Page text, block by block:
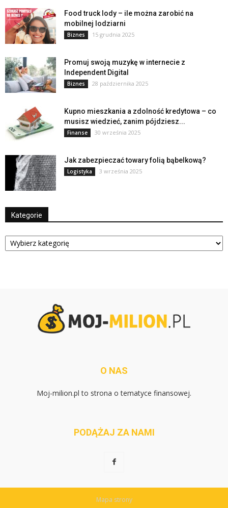
Food truck lody – ile można zarobić na
mobilnej lodziarni
Biznes 15 grudnia 2025
Promuj swoją muzykę w internecie z
Independent Digital
Biznes 28 października 2025
Kupno mieszkania a zdolność kredytowa – co
musisz wiedzieć, zanim pójdziesz...
Finanse 30 września 2025
Jak zabezpieczać towary folią bąbelkową?
Logistyka 3 września 2025
Kategorie
Kategorie
O NAS
Moj-milion.pl to strona o tematyce finansowej.
PODĄŻAJ ZA NAMI
Mapa strony